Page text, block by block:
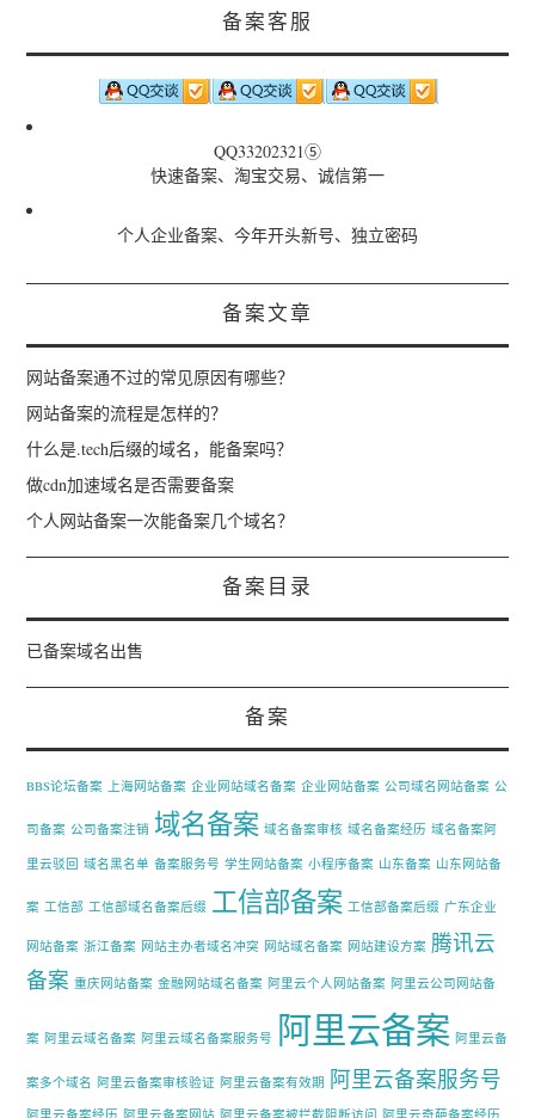
备案客服
QQ33202321⑤
快速备案、淘宝交易、诚信第一
个人企业备案、今年开头新号、独立密码
备案文章
网站备案通不过的常见原因有哪些？
网站备案的流程是怎样的？
什么是.tech后缀的域名，能备案吗？
做cdn加速域名是否需要备案
个人网站备案一次能备案几个域名？
备案目录
已备案域名出售
备案
BBS论坛备案 上海网站备案 企业网站域名备案 企业网站备案 公司域名网站备案 公
司备案 公司备案注销 域名备案 域名备案审核 域名备案经历 域名备案阿
里云驳回 域名黑名单 备案服务号 学生网站备案 小程序备案 山东备案 山东网站备
案 工信部 工信部域名备案后缀 工信部备案 工信部备案后缀 广东企业
网站备案 浙江备案 网站主办者域名冲突 网站域名备案 网站建设方案 腾讯云
备案 重庆网站备案 金融网站域名备案 阿里云个人网站备案 阿里云公司网站备
案 阿里云域名备案 阿里云域名备案服务号 阿里云备案 阿里云备
案多个域名 阿里云备案审核验证 阿里云备案有效期 阿里云备案服务号
阿里云备案经历 阿里云备案网站 阿里云备案被拦截阻断访问 阿里云奇葩备案经历